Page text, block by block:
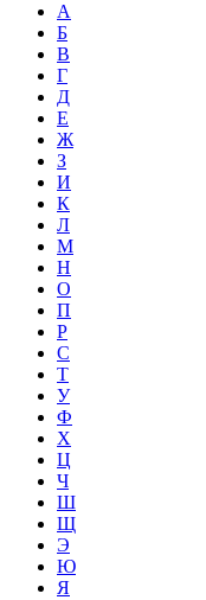
А
Б
В
Г
Д
Е
Ж
З
И
К
Л
М
Н
О
П
Р
С
Т
У
Ф
Х
Ц
Ч
Ш
Щ
Э
Ю
Я